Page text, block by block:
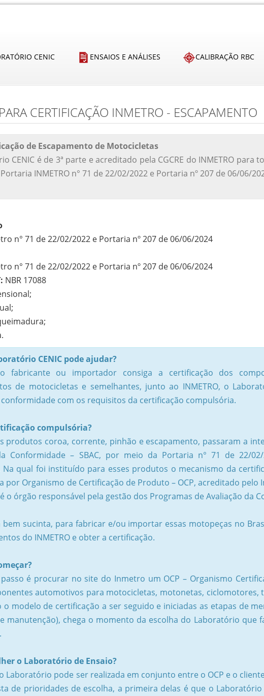
CENIC ENSAIOS E ANÁLISES CALIBRAÇÃO RBC
CERTIFICAÇÃO INMETRO - ESCAPAMENTO
de Escapamento de Motocicletas
CENIC é de 3ª parte e acreditado pela CGCRE do INMETRO para
INMETRO n° 71 de 22/02/2022 e Portaria nº 207 de 06/06/
n° 71 de 22/02/2022 e Portaria nº 207 de 06/06/2024
n° 71 de 22/02/2022 e Portaria nº 207 de 06/06/2024
NBR 17088
CENIC pode ajudar?
fabricante ou importador consiga a certificação dos
de motocicletas e semelhantes, junto ao INMETRO, o
com os requisitos da certificação compulsória.
compulsória?
produtos coroa, corrente, pinhão e escapamento, passaram a
Conformidade – SBAC, por meio da Portaria n° 71 de 22/
Na qual foi instituído para esses produtos o mecanismo da
por Organismo de Certificação de Produto – OCP, acreditado pelo
é o órgão responsável pela gestão dos Programas de Avaliação da
bem sucinta, para fabricar e/ou importar essas motopeças no
do INMETRO e obter a certificação.
é procurar no site do Inmetro um OCP – Organismo
automotivos para motocicletas, motonetas, ciclomotores,
o modelo de certificação a ser seguido e iniciadas as etapas de
manutenção), chega o momento da escolha do Laboratório que
o Laboratório de Ensaio?
Laboratório pode ser realizada em conjunto entre o OCP e o
de prioridades de escolha, a primeira delas é que o Laboratório